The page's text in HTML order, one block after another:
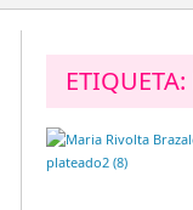
ETIQUETA: